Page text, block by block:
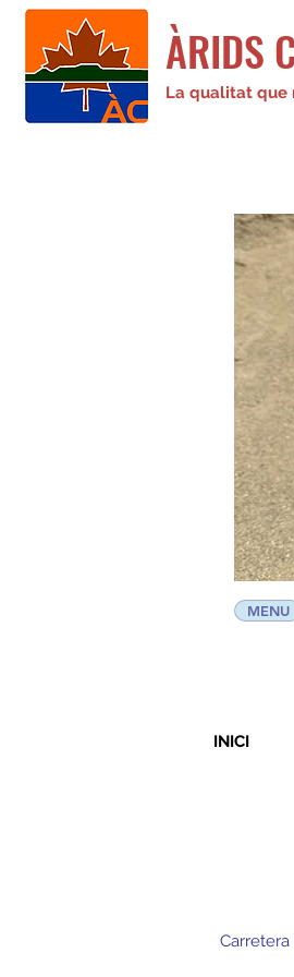
ÀRIDS
La qualitat que
MENU
INICI
Carretera